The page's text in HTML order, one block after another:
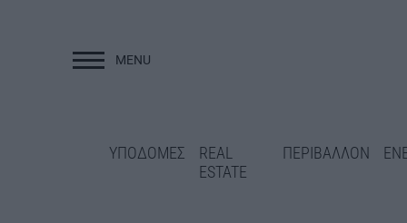
MENU
ΥΠΟΔΟΜΕΣ
REAL
ESTATE
ΠΕΡΙΒΑΛΛΟΝ
ΥΠΟΔΟΜΕΣ